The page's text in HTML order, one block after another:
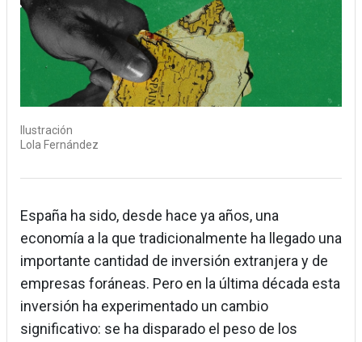
Ilustración
Lola Fernández
España ha sido, desde hace ya años, una
economía a la que tradicionalmente ha llegado una
importante cantidad de inversión extranjera y de
empresas foráneas. Pero en la última década esta
inversión ha experimentado un cambio
significativo: se ha disparado el peso de los